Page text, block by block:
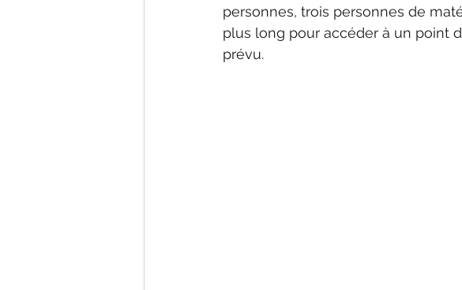
personnes, trois personnes de
plus long pour accéder à un point
prévu.